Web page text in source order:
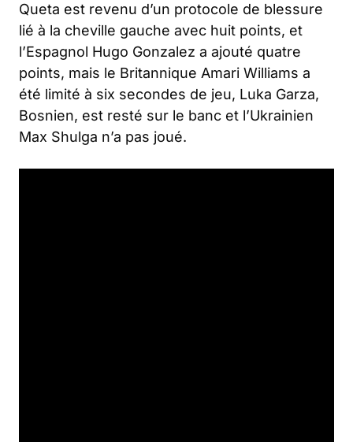
Queta est revenu d’un protocole de blessure
lié à la cheville gauche avec huit points, et
l’Espagnol Hugo Gonzalez a ajouté quatre
points, mais le Britannique Amari Williams a
été limité à six secondes de jeu, Luka Garza,
Bosnien, est resté sur le banc et l’Ukrainien
Max Shulga n’a pas joué.